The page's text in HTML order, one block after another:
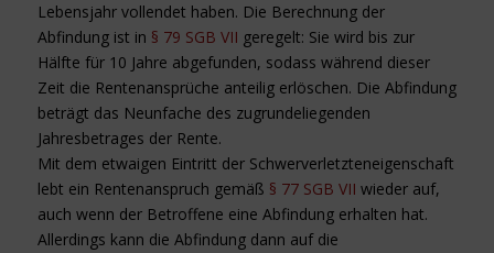
Lebensjahr vollendet haben. Die Berechnung der
Abfindung ist in § 79 SGB VII geregelt: Sie wird bis zur
Hälfte für 10 Jahre abgefunden, sodass während dieser
Zeit die Rentenansprüche anteilig erlöschen. Die Abfindung
beträgt das Neunfache des zugrundeliegenden
Jahresbetrages der Rente.
Mit dem etwaigen Eintritt der Schwerverletzteneigenschaft
lebt ein Rentenanspruch gemäß § 77 SGB VII wieder auf,
auch wenn der Betroffene eine Abfindung erhalten hat.
Allerdings kann die Abfindung dann auf die